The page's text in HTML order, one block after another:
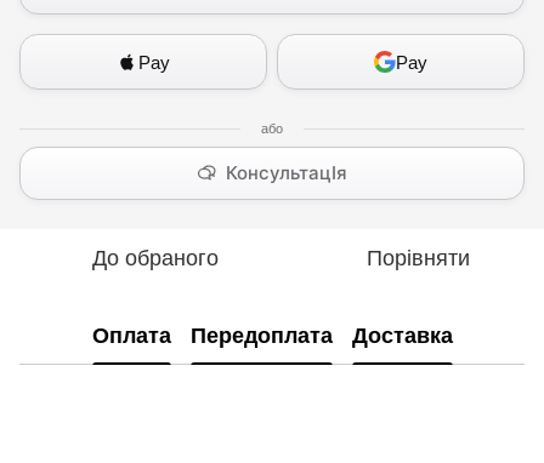
Pay Pay
КонсультацІя
До обраного Порівняти
Оплата Передоплата Доставка